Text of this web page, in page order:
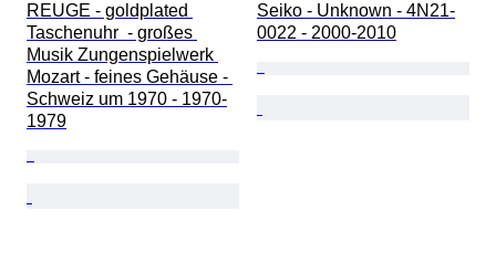
REUGE - goldplated
Taschenuhr  - großes
Musik Zungenspielwerk
Mozart - feines Gehäuse -
Schweiz um 1970 - 1970-
1979
Seiko - Unknown - 4N21-
0022 - 2000-2010